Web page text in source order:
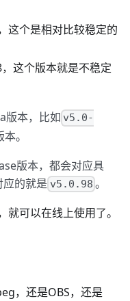
这个是相对比较稳定的
这个版本就是不稳定
版本，比如 v5.0-
。
版本，都会对应具
应的就是 v5.0.98 。
可以在线上使用了。
，还是OBS，还是